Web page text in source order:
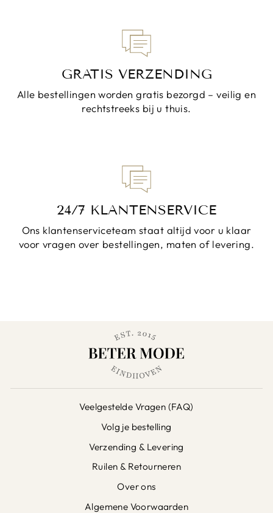
GRATIS VERZENDING
Alle bestellingen worden gratis bezorgd – veilig en
rechtstreeks bij u thuis.
24/7 KLANTENSERVICE
Ons klantenserviceteam staat altijd voor u klaar
voor vragen over bestellingen, maten of levering.
Veelgestelde Vragen (FAQ)
Volg je bestelling
Verzending & Levering
Ruilen & Retourneren
Over ons
Algemene Voorwaarden